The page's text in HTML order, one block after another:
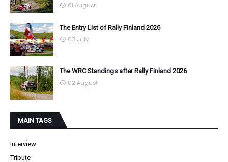
01 August
The Entry List of Rally Finland 2026
03 July
The WRC Standings after Rally Finland 2026
02 August
MAIN TAGS
Interview
Tribute